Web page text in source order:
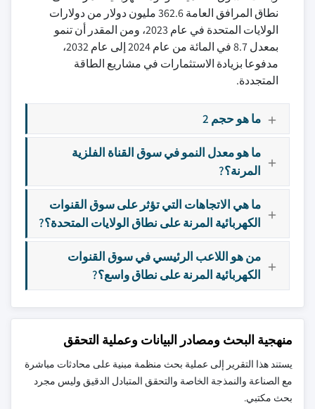
نطاق المرافق العامة 362.6 مليون دولار من دولارات
الولايات المتحدة في عام 2023، ومن المقدر أن تنمو
بمعدل 8.7 في المائة من عام 2024 إلى عام 2032،
مدفوعا بزيادة الاستثمارات في مشاريع الطاقة
المتجددة.
ما هو حجم 2
ما هو معدل النمو في سوق القناة الفلزية
المرنة؟?
ما هي الاتجاهات التي تؤثر على سوق القنوات
الكهربائية المرنة على نطاق الولايات المتحدة؟?
من هو اللاعب الرئيسي في سوق القنوات
الكهربائية المرنة على نطاق واسع؟?
منهجية البحث ومصادر البيانات وعملية التحقق
يستند هذا التقرير إلى عملية بحث منظمة مبنية على محادثات مباشرة
مع الصناعة والنمذجة الخاصة والتحقق المتبادل الدقيق وليس مجرد
بحث مكتبي.